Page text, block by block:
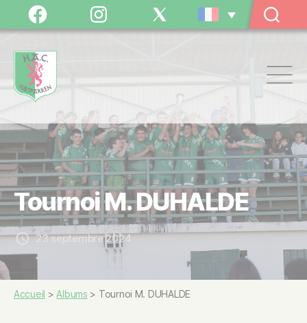
Facebook Instagram Twitter
Athlétic
Club
Tournoi M. DUHALDE
23 septembre 2024
Accueil >Albums > Tournoi M. DUHALDE
Panneau de gestion des cookies